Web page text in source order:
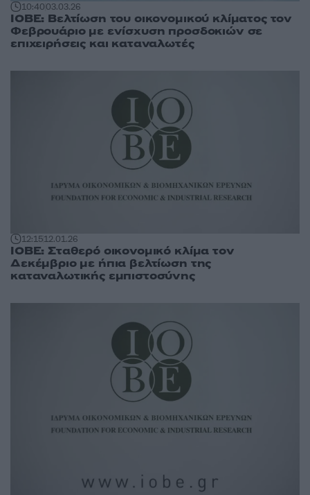
10:4003.03.26
ΙΟΒΕ: Βελτίωση του οικονομικού κλίματος τον
Φεβρουάριο με ενίσχυση προσδοκιών σε
επιχειρήσεις και καταναλωτές
12:1512.01.26
ΙΟΒΕ: Σταθερό οικονομικό κλίμα τον
Δεκέμβριο με ήπια βελτίωση της
καταναλωτικής εμπιστοσύνης